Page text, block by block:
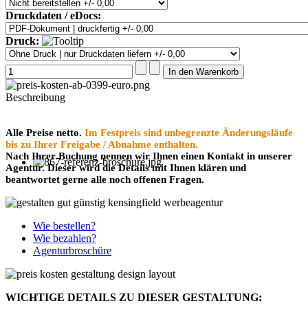
Druckdaten / eDocs:
Druck:
Beschreibung
Alle Preise netto. Im Festpreis sind unbegrenzte Änderungsläufe
bis zu Ihrer Freigabe / Abnahme enthalten.
Nach Ihrer Buchung nennen wir Ihnen einen Kontakt in unserer
Agentur. Dieser wird die Details mit Ihnen klären und
beantwortet gerne alle noch offenen Fragen.
Wie bestellen?
Wie bezahlen?
Agenturbroschüre
WICHTIGE DETAILS ZU DIESER GESTALTUNG: